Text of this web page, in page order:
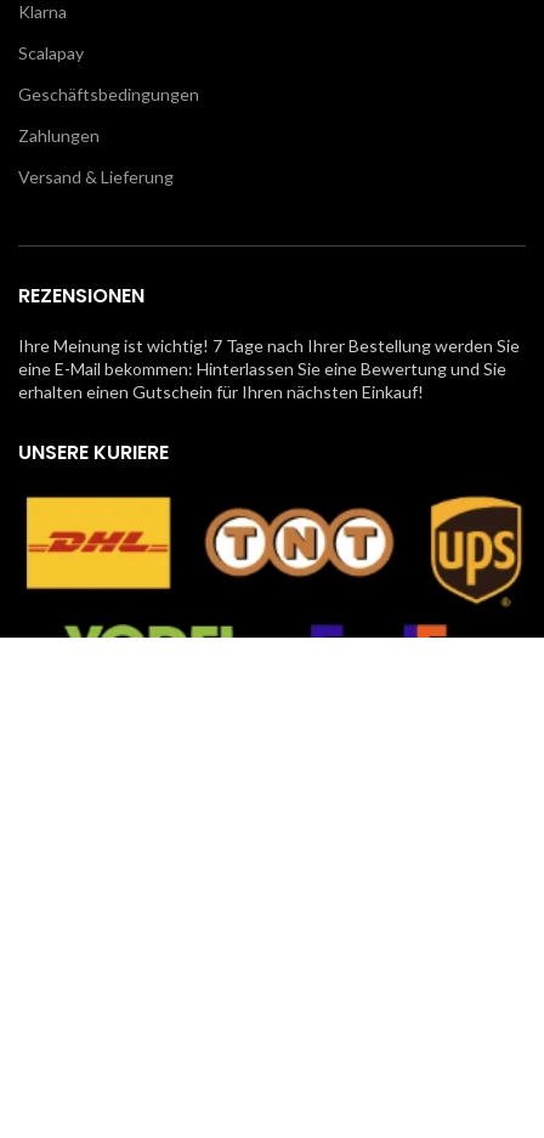
Klarna
Scalapay
Geschäftsbedingungen
Zahlungen
Versand & Lieferung
REZENSIONEN
Ihre Meinung ist wichtig! 7 Tage nach Ihrer Bestellung werden Sie
eine E-Mail bekommen: Hinterlassen Sie eine Bewertung und Sie
erhalten einen Gutschein für Ihren nächsten Einkauf!
UNSERE KURIERE